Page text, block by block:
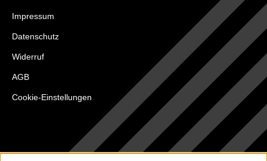
Impressum
Datenschutz
Widerruf
AGB
Cookie-Einstellungen